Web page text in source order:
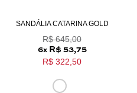
SANDÁLIA CATARINA GOLD
R$ 645,00
6x R$ 53,75
R$ 322,50